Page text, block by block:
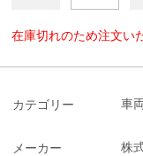
在庫切れのため注文い
カテゴリー 車
メーカー 株